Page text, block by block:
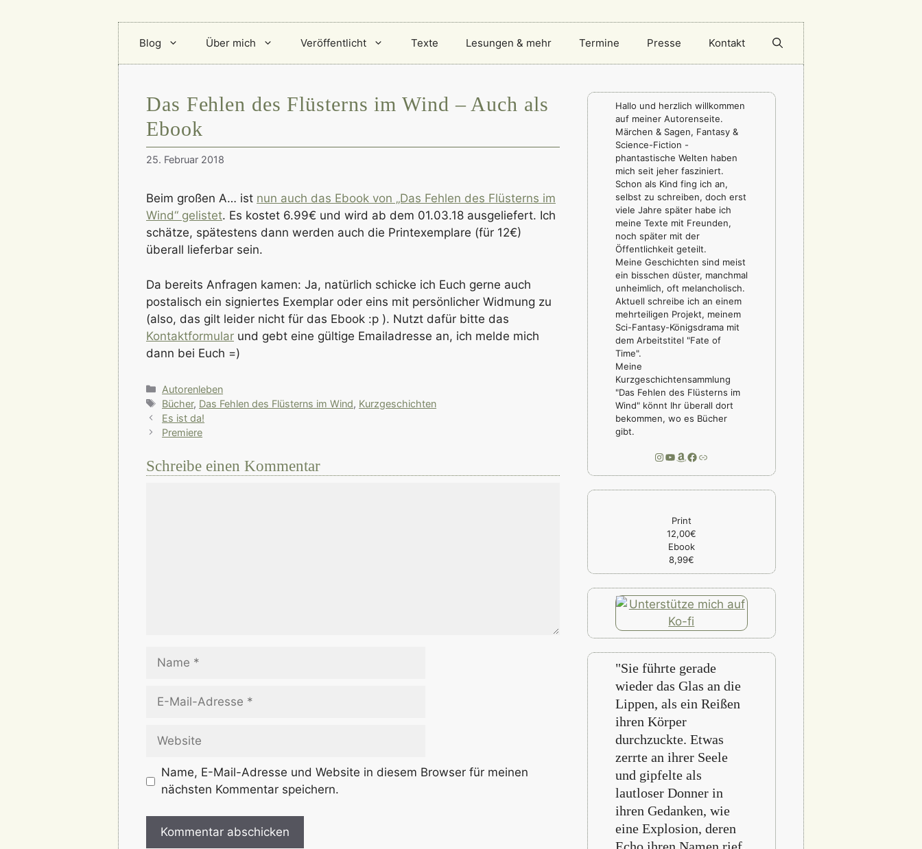
Blog Über mich Veröffentlicht Texte Lesungen & mehr Termine Presse Kontakt
Das Fehlen des Flüsterns im Wind – Auch als
Ebook
25. Februar 2018
Beim großen A… ist nun auch das Ebook von „Das Fehlen des Flüsterns im
Wind“ gelistet. Es kostet 6.99€ und wird ab dem 01.03.18 ausgeliefert. Ich
schätze, spätestens dann werden auch die Printexemplare (für 12€)
überall lieferbar sein.
Da bereits Anfragen kamen: Ja, natürlich schicke ich Euch gerne auch
postalisch ein signiertes Exemplar oder eins mit persönlicher Widmung zu
(also, das gilt leider nicht für das Ebook :p ). Nutzt dafür bitte das
Kontaktformular und gebt eine gültige Emailadresse an, ich melde mich
dann bei Euch =)
Kategorien
Autorenleben
Schlagwörter
Bücher, Das Fehlen des Flüsterns im Wind, Kurzgeschichten
Es ist da!
Premiere
Schreibe einen Kommentar
Name
Website
Name, E-Mail-Adresse und Website in diesem Browser für meinen
nächsten Kommentar speichern.
Hallo und herzlich willkommen
auf meiner Autorenseite.
Märchen & Sagen, Fantasy &
Science-Fiction -
phantastische Welten haben
mich seit jeher fasziniert.
Schon als Kind fing ich an,
selbst zu schreiben, doch erst
viele Jahre später habe ich
meine Texte mit Freunden,
noch später mit der
Öffentlichkeit geteilt.
Meine Geschichten sind meist
ein bisschen düster, manchmal
unheimlich, oft melancholisch.
Aktuell schreibe ich an einem
mehrteiligen Projekt, meinem
Sci-Fantasy-Königsdrama mit
dem Arbeitstitel "Fate of
Time".
Meine
Kurzgeschichtensammlung
"Das Fehlen des Flüsterns im
Wind" könnt Ihr überall dort
bekommen, wo es Bücher
gibt.
Instagram
YouTube
Amazon
Facebook
Link
Print
12,00€
Ebook
8,99€
"Sie führte gerade
wieder das Glas an die
Lippen, als ein Reißen
ihren Körper
durchzuckte. Etwas
zerrte an ihrer Seele
und gipfelte als
lautloser Donner in
ihren Gedanken, wie
eine Explosion, deren